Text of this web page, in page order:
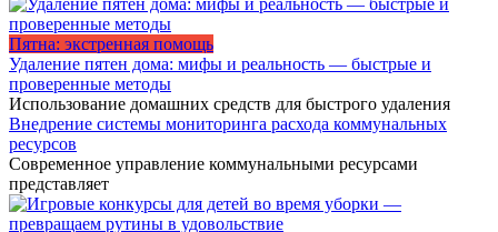
Пятна: экстренная помощь
Удаление пятен дома: мифы и реальность — быстрые и
проверенные методы
Использование домашних средств для быстрого удаления
Внедрение системы мониторинга расхода коммунальных
ресурсов
Современное управление коммунальными ресурсами
представляет